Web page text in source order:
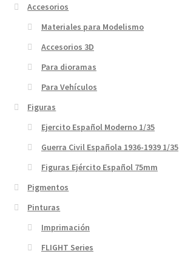
Accesorios
Materiales para Modelismo
Accesorios 3D
Para dioramas
Para Vehículos
Figuras
Ejercito Español Moderno 1/35
Guerra Civil Española 1936-1939 1/35
Figuras Ejército Español 75mm
Pigmentos
Pinturas
Imprimación
FLIGHT Series